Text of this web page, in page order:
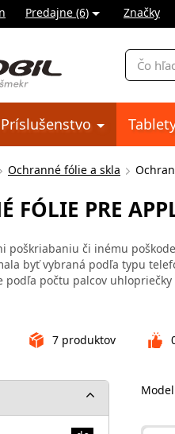
Predajne (6) Značky
Príslušenstvo
Ochranné fólie a skla
FÓLIE PRE
poškriabaniu či inému
byť vybraná podľa typu
podľa počtu palcov
7 produktov